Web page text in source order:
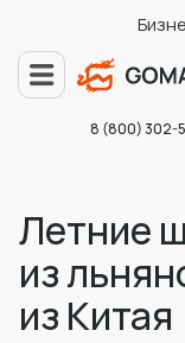
8 (800) 302-
Летние
из
из Китая